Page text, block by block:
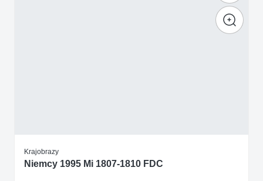
Krajobrazy
Niemcy 1995 Mi 1807-1810 FDC